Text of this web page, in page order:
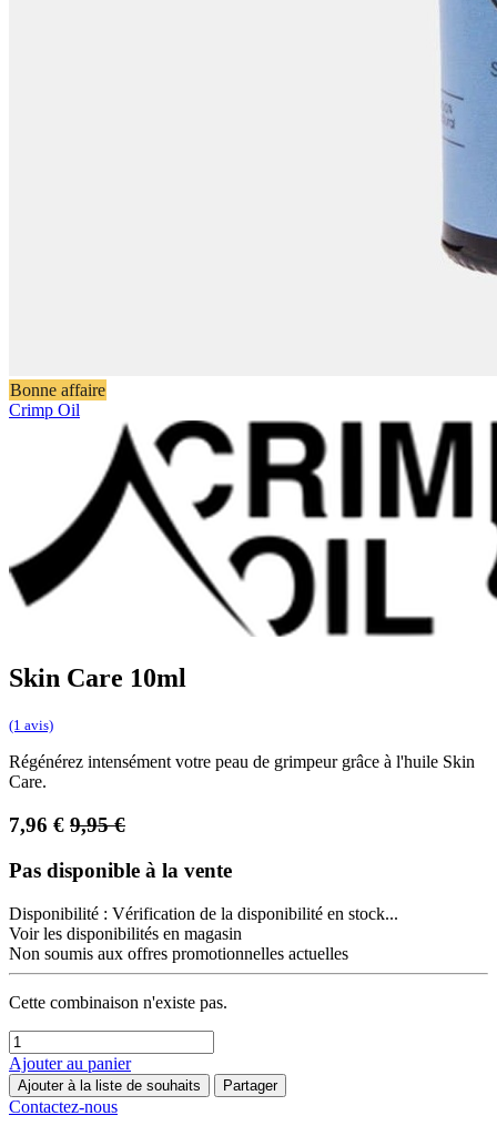
Bonne affaire
Crimp Oil
Skin Care 10ml
(1 avis)
Régénérez intensément votre peau de grimpeur grâce à l'huile Skin
Care.
7,96 € 9,95€
Pas disponible à la vente
Disponibilité : Vérification de la disponibilité en stock...
Voir les disponibilités en magasin
Non soumis aux offres promotionnelles actuelles
Cette combinaison n'existe pas.
Ajouter au panier
Ajouter à la liste de souhaits Partager
Contactez-nous